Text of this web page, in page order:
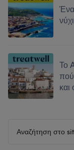
Ένα
Το
πού
και